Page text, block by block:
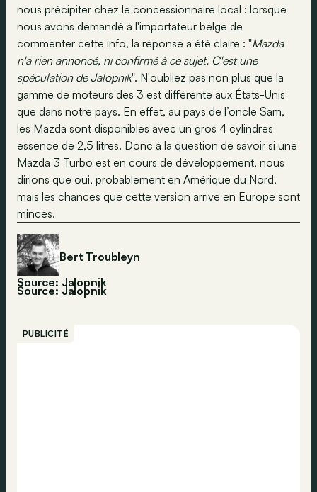
nous précipiter chez le concessionnaire local : lorsque
nous avons demandé à l'importateur belge de
commenter cette info, la réponse a été claire : "Mazda
n'a rien annoncé, ni confirmé à ce sujet. C'est une
spéculation de Jalopnik". N'oubliez pas non plus que la
gamme de moteurs des 3 est différente aux États-Unis
que dans notre pays. En effet, au pays de l’oncle Sam,
les Mazda sont disponibles avec un gros 4 cylindres
essence de 2,5 litres. Donc à la question de savoir si une
Mazda 3 Turbo est en cours de développement, nous
dirions que oui, probablement en Amérique du Nord,
mais les chances que cette version arrive en Europe sont
minces.
Bert Troubleyn
Source: Jalopnik
Source: Jalopnik
PUBLICITÉ